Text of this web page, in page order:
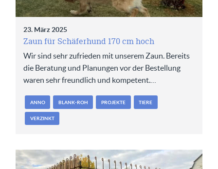
23. März 2025
Zaun für Schäferhund 170 cm hoch
Wir sind sehr zufrieden mit unserem Zaun. Bereits
die Beratung und Planungen vor der Bestellung
waren sehr freundlich und kompetent.…
ANNO BLANK-ROH PROJEKTE TIERE
VERZINKT